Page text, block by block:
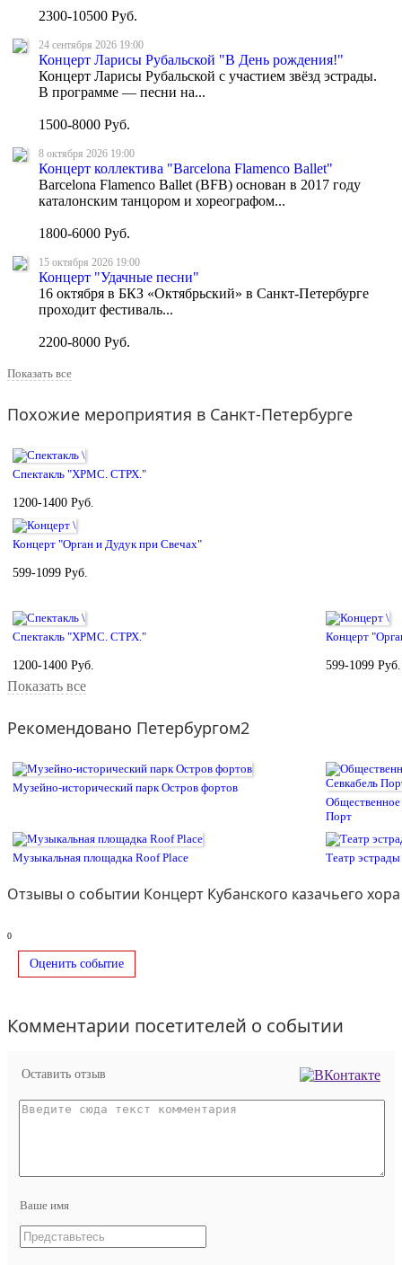
2300-10500 Руб.
24 сентября 2026 19:00
Концерт Ларисы Рубальской "В День рождения!"
Концерт Ларисы Рубальской с участием звёзд эстрады.
В программе — песни на...
1500-8000 Руб.
8 октября 2026 19:00
Концерт коллектива "Barcelona Flamenco Ballet"
Barcelona Flamenco Ballet (BFB) основан в 2017 году
каталонским танцором и хореографом...
1800-6000 Руб.
15 октября 2026 19:00
Концерт "Удачные песни"
16 октября в БКЗ «Октябрьский» в Санкт-Петербурге
проходит фестиваль...
2200-8000 Руб.
Показать все
Похожие мероприятия в Санкт-Петербурге
Спектакль "ХРМС. СТРХ."
1200-1400 Руб.
Концерт "Орган и Дудук при Свечах"
599-1099 Руб.
Спектакль "ХРМС. СТРХ."
1200-1400 Руб.
Концерт
599-1099 Руб.
Показать все
Рекомендовано Петербургом2
Музейно-исторический парк Остров фортов
Общественное
Порт
Музыкальная площадка Roof Place Театр
Отзывы о событии Концерт Кубанского казачьего
0
Оценить событие
Комментарии посетителей о событии
Оставить отзыв
Ваше имя